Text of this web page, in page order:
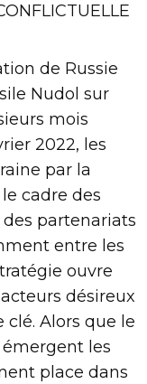
de Russie
Nudol sur
mois
2022, les
par la
cadre des
partenariats
entre les
ouvre
désireux
Alors que le
les
place dans